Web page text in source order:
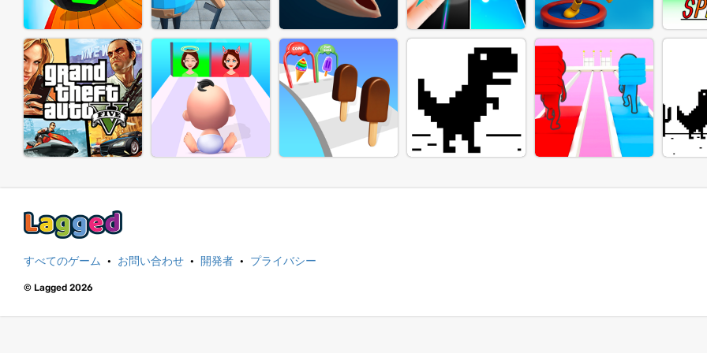
すべてのゲーム · お問い合わせ · 開発者 · プライバシー
© Lagged 2026